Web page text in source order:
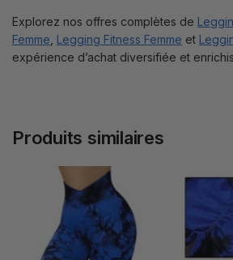
Explorez nos offres complètes de
Femme Legging Fitness Femme et
expérience d’achat diversifiée et
Produits similaires